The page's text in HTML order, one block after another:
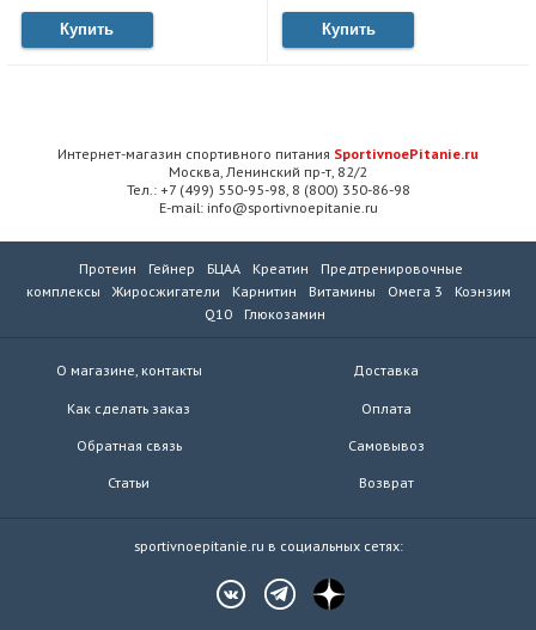
Купить Купить
Интернет-магазин спортивного питания SportivnoePitanie.ru
Москва, Ленинский пр-т, 82/2
Тел.: +7 (499) 550-95-98, 8 (800) 350-86-98
E-mail: info@sportivnoepitanie.ru
Протеин Гейнер БЦАА Креатин
Предтренировочные
комплексы
Жиросжигатели Карнитин Витамины Омега 3
Коэнзим
Q10
Глюкозамин
О магазине, контакты
Как сделать заказ
Обратная связь
Статьи
Доставка
Оплата
Самовывоз
Возврат
sportivnoepitanie.ru в социальных сетях: